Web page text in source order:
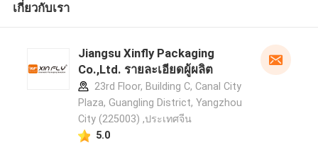
เกี่ยวกับเรา
Jiangsu Xinfly Packaging
Co.,Ltd. รายละเอียดผู้ผลิต
23rd Floor, Building C, Canal City
Plaza, Guangling District, Yangzhou
City (225003) ,ประเทศจีน
5.0